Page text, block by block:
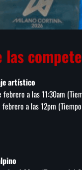
las
artístico
a las 11:30am (
a las 12pm (